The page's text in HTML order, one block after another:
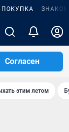
ПОКУПКА
Согласен
этим летом